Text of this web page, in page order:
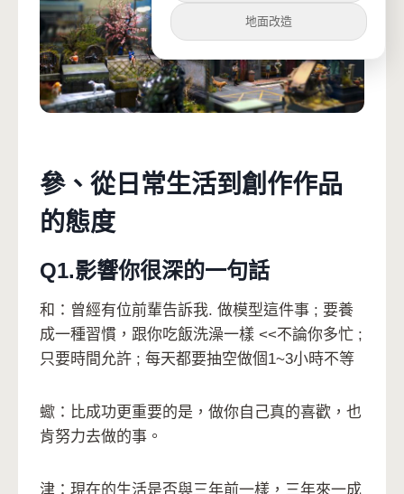
參、從⽇常⽣活到創作作品
的態度
Q1.影響你很深的⼀句話
和：曾經有位前輩告訴我. 做模型這件事 ; 要養
成一種習慣，跟你吃飯洗澡一樣 <<不論你多忙 ;
只要時間允許 ; 每天都要抽空做個1~3小時不等
蠍：比成功更重要的是，做你自己真的喜歡，也
肯努力去做的事。
津：現在的生活是否與三年前一樣，三年來一成
地面改造